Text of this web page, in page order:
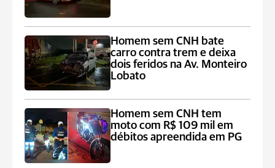
Homem sem CNH bate
carro contra trem e deixa
dois feridos na Av. Monteiro
Lobato
Homem sem CNH tem
moto com R$ 109 mil em
débitos apreendida em PG